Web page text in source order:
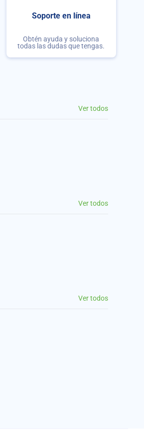
Soporte en línea
Obtén ayuda y soluciona
todas las dudas que tengas.
Ver todos
Ver todos
Ver todos